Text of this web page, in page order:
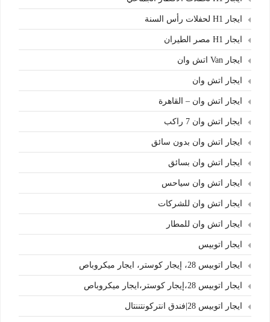
ايجار H1 لحفلات رأس السنة
ايجار H1 مصر الطيران
ايجار Van اتش وان
ايجار اتش وان
ايجار اتش وان – القاهرة
ايجار اتش وان 7 راكب
ايجار اتش وان بدون سائق
ايجار اتش وان بسائق
ايجار اتش وان سياحس
ايجار اتش وان للشركات
ايجار اتش وان للمطار
ايجار اتوبيس
ايجار اتوبيس 28، إيجار كوستر، ايجار ميكروباص
ايجار اتوبيس 28،إيجار كوستر،ايجار ميكروباص
ايجار اتوبيس 28|فندق انتركونتننتال